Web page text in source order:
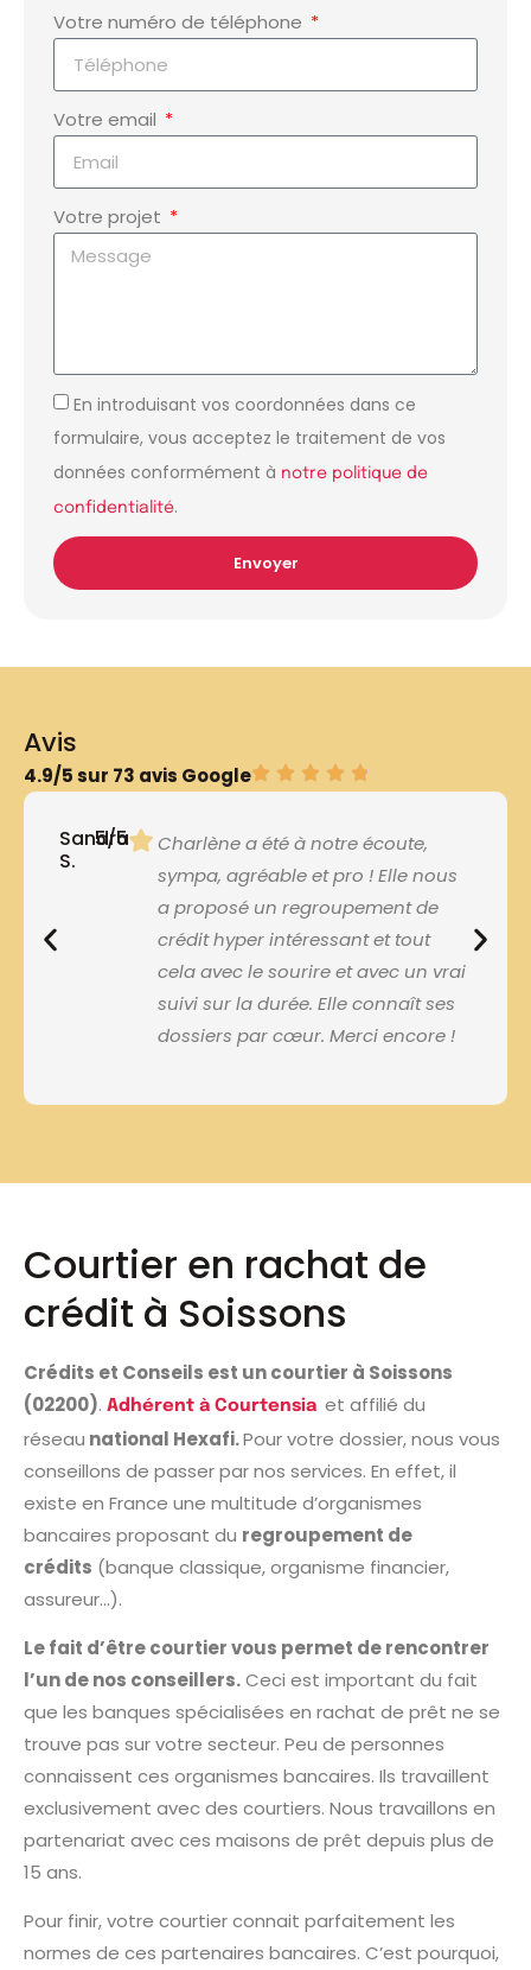
Votre numéro de téléphone
Votre email
Votre projet
En introduisant vos coordonnées dans ce
formulaire, vous acceptez le traitement de vos
données conformément à notre politique de
confidentialité.
Envoyer
Avis
4.9/5 sur 73 avis Google
Sandra
S.
5/5
Charlène a été à notre écoute,
sympa, agréable et pro ! Elle nous
a proposé un regroupement de
crédit hyper intéressant et tout
cela avec le sourire et avec un vrai
suivi sur la durée. Elle connaît ses
dossiers par cœur. Merci encore !
Courtier en rachat de
crédit à Soissons
Crédits et Conseils est un courtier à Soissons
(02200). Adhérent à Courtensia et affilié du
réseau national Hexafi.Pour votre dossier, nous vous
conseillons de passer par nos services. En effet, il
existe en France une multitude d’organismes
bancaires proposant du regroupement de
crédits (banque classique, organisme financier,
assureur…).
Le fait d’être courtier vous permet de rencontrer
l’un de nos conseillers.Ceci est important du fait
que les banques spécialisées en rachat de prêt ne se
trouve pas sur votre secteur. Peu de personnes
connaissent ces organismes bancaires. Ils travaillent
exclusivement avec des courtiers. Nous travaillons en
partenariat avec ces maisons de prêt depuis plus de
15 ans.
Pour finir, votre courtier connait parfaitement les
normes de ces partenaires bancaires. C’est pourquoi,